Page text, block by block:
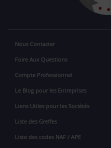
Nous Contacter
Foire Aux Questions
Compte Professionnel
Le Blog pour les Entreprises
Liens Utiles pour les Sociétés
Liste des Greffes
Liste des codes NAF / APE